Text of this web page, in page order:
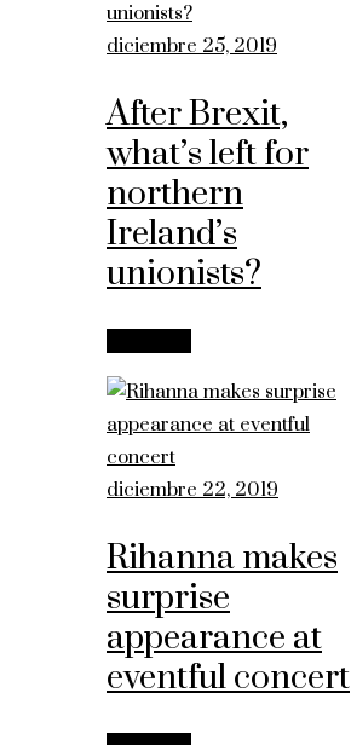
diciembre 25, 2019
After Brexit,
what’s left for
northern
Ireland’s
unionists?
diciembre 22, 2019
Rihanna makes
surprise
appearance at
eventful concert